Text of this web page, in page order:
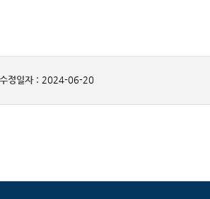
정일자 : 2024-06-20